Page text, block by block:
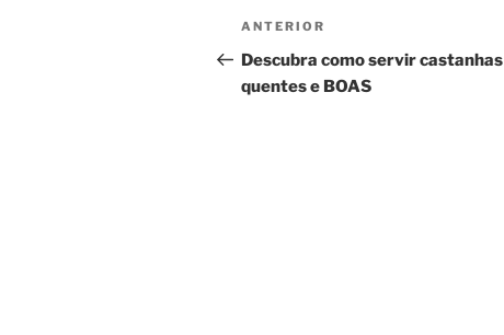
Navegação
de
artigos
Conteúdo
anterior
ANTERIOR
Descubra como servir castanhas
quentes e BOAS